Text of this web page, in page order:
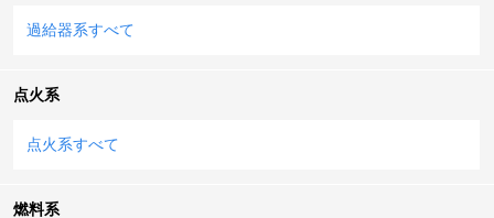
過給器系すべて
点火系
点火系すべて
燃料系